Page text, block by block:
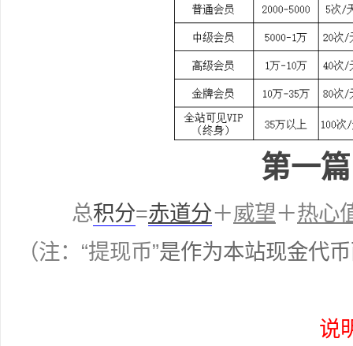
第一
总积分=赤道分＋威望＋热心
（注：“提现币”是作为本站现金代
说